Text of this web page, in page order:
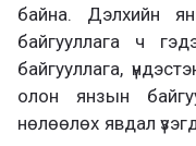
байна. Дэлхийн
байгууллага ч
байгууллага,
олон янзын
нөлөөлөх явдал